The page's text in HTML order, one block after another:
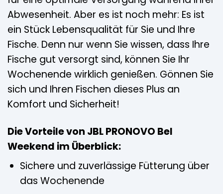
Abwesenheit. Aber es ist noch mehr: Es ist
ein Stück Lebensqualität für Sie und Ihre
Fische. Denn nur wenn Sie wissen, dass Ihre
Fische gut versorgt sind, können Sie Ihr
Wochenende wirklich genießen. Gönnen Sie
sich und Ihren Fischen dieses Plus an
Komfort und Sicherheit!
Die Vorteile von JBL PRONOVO Bel
Weekend im Überblick:
Sichere und zuverlässige Fütterung über
das Wochenende